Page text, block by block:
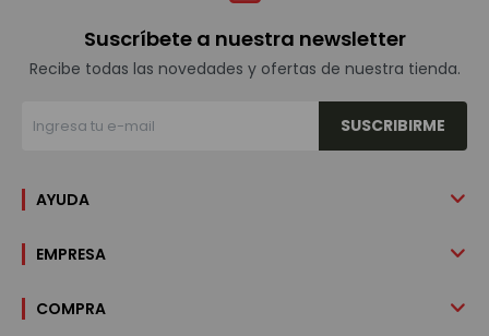
Suscríbete a nuestra newsletter
Recibe todas las novedades y ofertas de nuestra tienda.
SUSCRIBIRME
AYUDA
EMPRESA
COMPRA